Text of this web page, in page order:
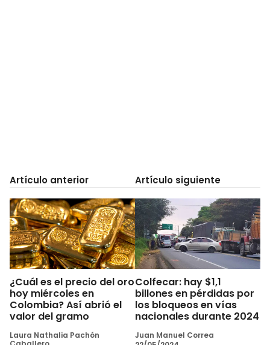
Artículo anterior
¿Cuál es el precio del oro
hoy miércoles en
Colombia? Así abrió el
valor del gramo
Laura Nathalia Pachón
Artículo siguiente
Colfecar: hay $1,1
billones en pérdidas por
los bloqueos en vías
nacionales durante 2024
Juan Manuel Correa